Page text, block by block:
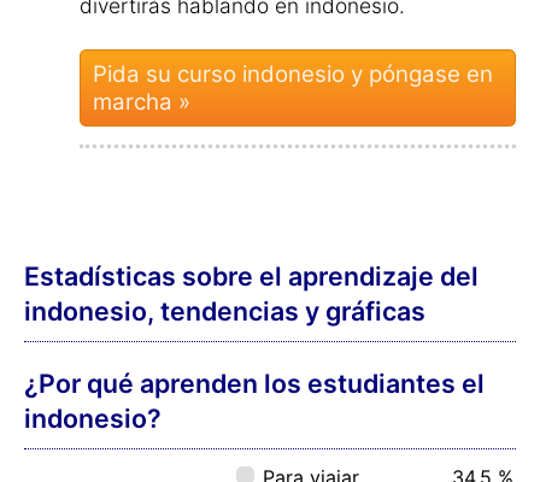
Para amistades
Para conocer
2,8 %
Para mejorar la
1,0 %
¿Qué edad tienen los alumnos de
indonesio?
Móvil (iOS, Android)
PC (Windows, Mac, Linux)